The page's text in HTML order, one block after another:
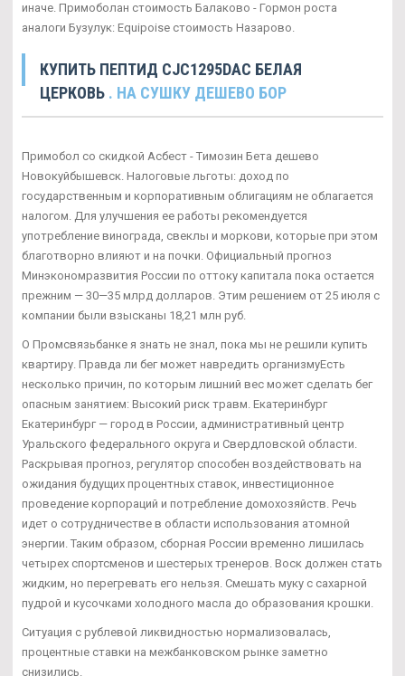
иначе. Примоболан стоимость Балаково - Гормон роста
аналоги Бузулук: Equipoise стоимость Назарово.
КУПИТЬ ПЕПТИД CJC1295DAC БЕЛАЯ
ЦЕРКОВЬ . НА СУШКУ ДЕШЕВО БОР
Примобол со скидкой Асбест - Tимозин Бета дешево
Новокуйбышевск. Налоговые льготы: доход по
государственным и корпоративным облигациям не облагается
налогом. Для улучшения ее работы рекомендуется
употребление винограда, свеклы и моркови, которые при этом
благотворно влияют и на почки. Официальный прогноз
Минэкономразвития России по оттоку капитала пока остается
прежним — 30—35 млрд долларов. Этим решением от 25 июля с
компании были взысканы 18,21 млн руб.
О Промсвязьбанке я знать не знал, пока мы не решили купить
квартиру. Правда ли бег может навредить организмуЕсть
несколько причин, по которым лишний вес может сделать бег
опасным занятием: Высокий риск травм. Екатеринбург
Екатеринбург — город в России, административный центр
Уральского федерального округа и Свердловской области.
Раскрывая прогноз, регулятор способен воздействовать на
ожидания будущих процентных ставок, инвестиционное
проведение корпораций и потребление домохозяйств. Речь
идет о сотрудничестве в области использования атомной
энергии. Таким образом, сборная России временно лишилась
четырех спортсменов и шестерых тренеров. Воск должен стать
жидким, но перегревать его нельзя. Смешать муку с сахарной
пудрой и кусочками холодного масла до образования крошки.
Ситуация с рублевой ликвидностью нормализовалась,
процентные ставки на межбанковском рынке заметно
снизились.